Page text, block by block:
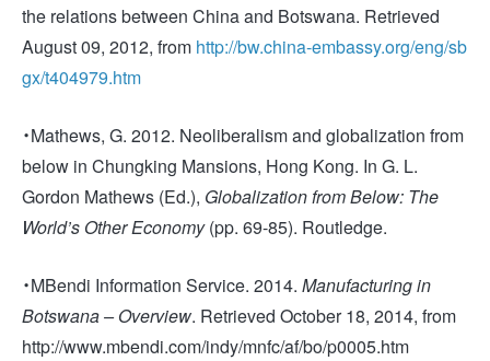
the relations between China and Botswana. Retrieved
August 09, 2012, from http://bw.china-embassy.org/eng/sb
gx/t404979.htm
・Mathews, G. 2012. Neoliberalism and globalization from
below in Chungking Mansions, Hong Kong. In G. L.
Gordon Mathews (Ed.), Globalization from Below: The
World’s Other Economy(pp. 69-85). Routledge.
・MBendi Information Service. 2014. Manufacturing in
Botswana – Overview. Retrieved October 18, 2014, from
http://www.mbendi.com/indy/mnfc/af/bo/p0005.htm